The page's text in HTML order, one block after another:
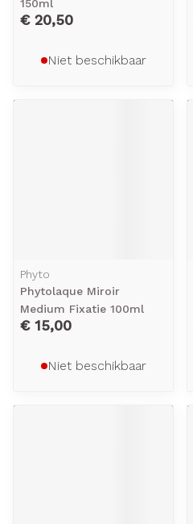
150ml
€ 20,50
Niet beschikbaar
Phyto
Phytolaque Miroir
Medium Fixatie 100ml
€ 15,00
Niet beschikbaar